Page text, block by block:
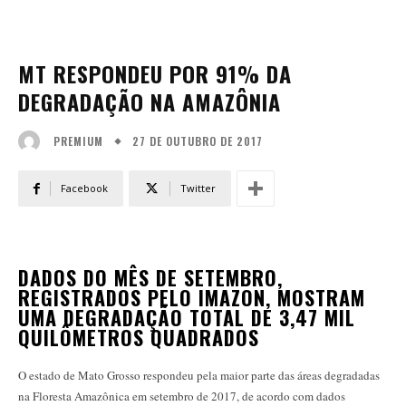
MT RESPONDEU POR 91% DA
DEGRADAÇÃO NA AMAZÔNIA
PREMIUM 27 DE OUTUBRO DE 2017
Facebook Twitter
DADOS DO MÊS DE SETEMBRO,
REGISTRADOS PELO IMAZON, MOSTRAM
UMA DEGRADAÇÃO TOTAL DE 3,47 MIL
QUILÔMETROS QUADRADOS
O estado de Mato Grosso respondeu pela maior parte das áreas degradadas
na Floresta Amazônica em setembro de 2017, de acordo com dados